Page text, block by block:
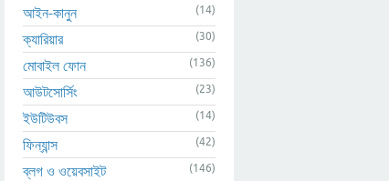
আইন-কানুন (14)
ক্যারিয়ার (30)
মোবাইল ফোন (136)
আউটসোর্সিং (23)
ইউটিউবস (14)
ফিন্যান্স (42)
ব্লগ ও ওয়েবসাইট (146)